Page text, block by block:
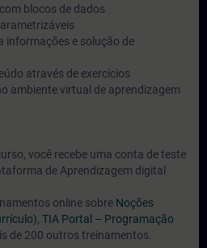
blocos de dados
informações e solução de
através de exercícios
ambiente virtual de aprendizagem
você recebe uma conta de teste
de Aprendizagem digital
online sobre Noções
, TIA Portal – Programação
de 200 outros treinamentos.